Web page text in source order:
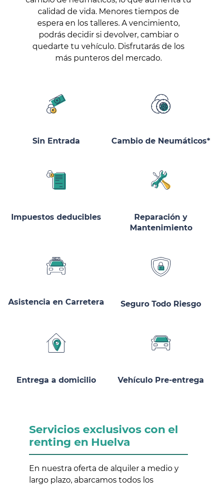
calidad de vida. Menores tiempos de
espera en los talleres. A vencimiento,
podrás decidir si devolver, cambiar o
quedarte tu vehículo. Disfrutarás de los
más punteros del mercado.
Sin Entrada Cambio de Neumáticos*
Impuestos deducibles
Reparación y
Mantenimiento
Asistencia en Carretera Seguro Todo Riesgo
Entrega a domicilio Vehículo Pre-entrega
Servicios exclusivos con el
renting en Huelva
En nuestra oferta de alquiler a medio y
largo plazo, abarcamos todos los